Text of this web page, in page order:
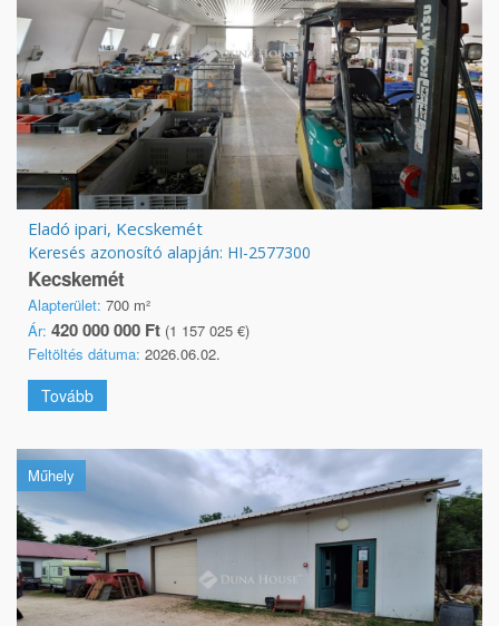
Eladó ipari, Kecskemét
Keresés azonosító alapján: HI-2577300
Kecskemét
Alapterület: 700 m²
Ár: 420 000 000 Ft (1 157 025 €)
Feltöltés dátuma: 2026.06.02.
Tovább
Műhely